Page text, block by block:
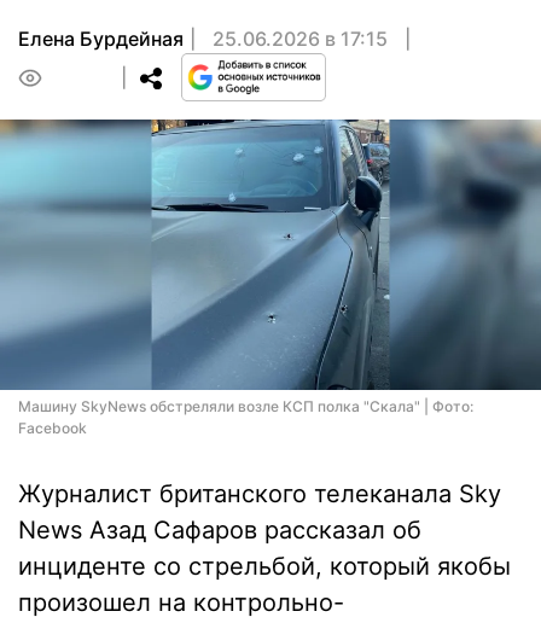
Елена Бурдейная
25.06.2026 в 17:15
Машину SkyNews обстреляли возле КСП полка "Скала" | Фото:
Facebook
Журналист британского телеканала Sky
News Азад Сафаров рассказал об
инциденте со стрельбой, который якобы
произошел на контрольно-